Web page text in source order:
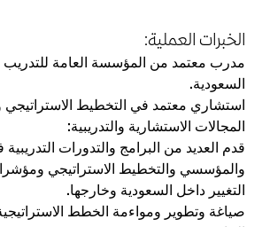
الخبرات العملية:
مدرب معتمد من المؤسسة العامة للتدريب
السعودية.
استشاري معتمد في التخطيط الاستراتيجي
المجالات الاستشارية والتدريبية:
قدم العديد من البرامج والتدورات
والمؤسسي والتخطيط الاستراتيجي
التغيير داخل السعودية وخارجها.
صياغة وتطوير ومواءمة الخطط